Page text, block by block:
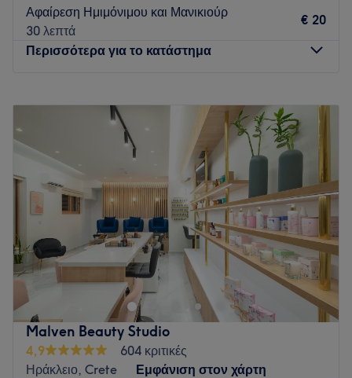
Go to venue
Αφαίρεση Ημιμόνιμου και Μανικιούρ
30 λεπτά
€ 20
Περισσότερα για το κατάστημα
09:30 –21:00
09:30–21:00
Πέμπτη
09:30
21:00
Παρασκευή
09:30
Σάββατο
09:30
17:00
Κυριακή
Κλειστό
Go to venue
Malven Beauty Studio
4,9
604 κριτικές
Ηράκλειο, Crete
Εμφάνιση στον χάρτη